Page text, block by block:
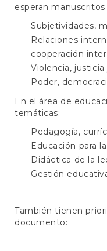
esperan
Subjetividades,
Relaciones
cooperación
Violencia,
Poder,
En el área de
temáticas:
Pedagogía,
Educación para
Didáctica de la
Gestión
También tienen
documento: